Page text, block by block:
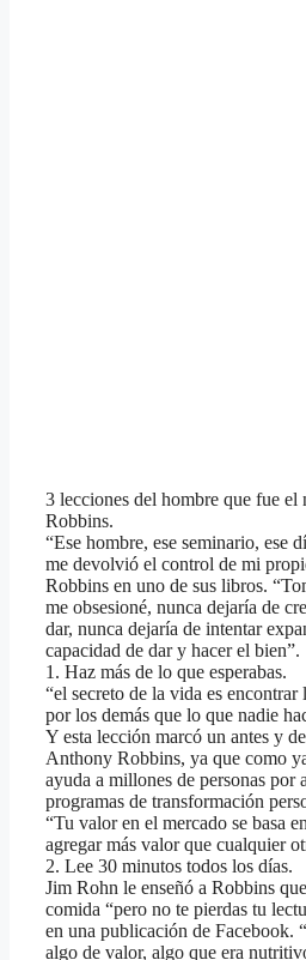
3 lecciones del hombre que fue
Robbins.
“Ese hombre, ese seminario, ese
me devolvió el control de mi
Robbins en uno de sus libros.
me obsesioné, nunca dejaría de
dar, nunca dejaría de intentar
capacidad de dar y hacer el bien”.
1. Haz más de lo que esperabas.
“el secreto de la vida es encontrar
por los demás que lo que nadie
Y esta lección marcó un antes y
Anthony Robbins, ya que como
ayuda a millones de personas por
programas de transformación
“Tu valor en el mercado se basa
agregar más valor que cualquier
2. Lee 30 minutos todos los días.
Jim Rohn le enseñó a Robbins
comida “pero no te pierdas tu
en una publicación de Facebook.
algo de valor, algo que era